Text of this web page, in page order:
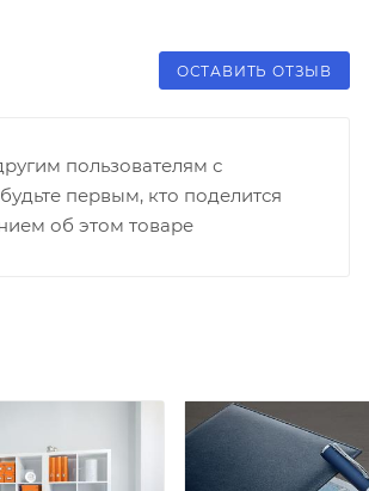
ОСТАВИТЬ ОТЗЫВ
пользователям с
первым, кто поделится
об этом товаре